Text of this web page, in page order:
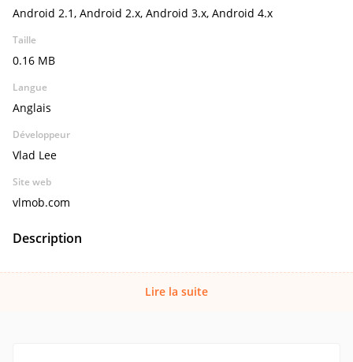
Android 2.1, Android 2.x, Android 3.x, Android 4.x
Taille
0.16 MB
Langue
Anglais
Développeur
Vlad Lee
Site web
vlmob.com
Description
Lire la suite